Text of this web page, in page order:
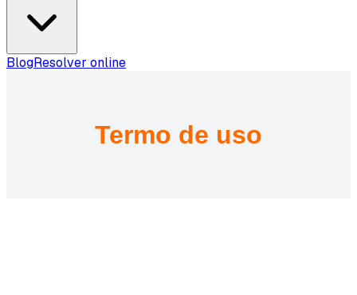
BlogResolver online
Termo de uso